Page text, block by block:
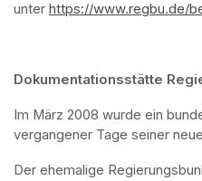
unter https://www.regbu.de/
Dokumentationsstätte
Im März 2008 wurde ein
vergangener Tage seiner
Der ehemalige